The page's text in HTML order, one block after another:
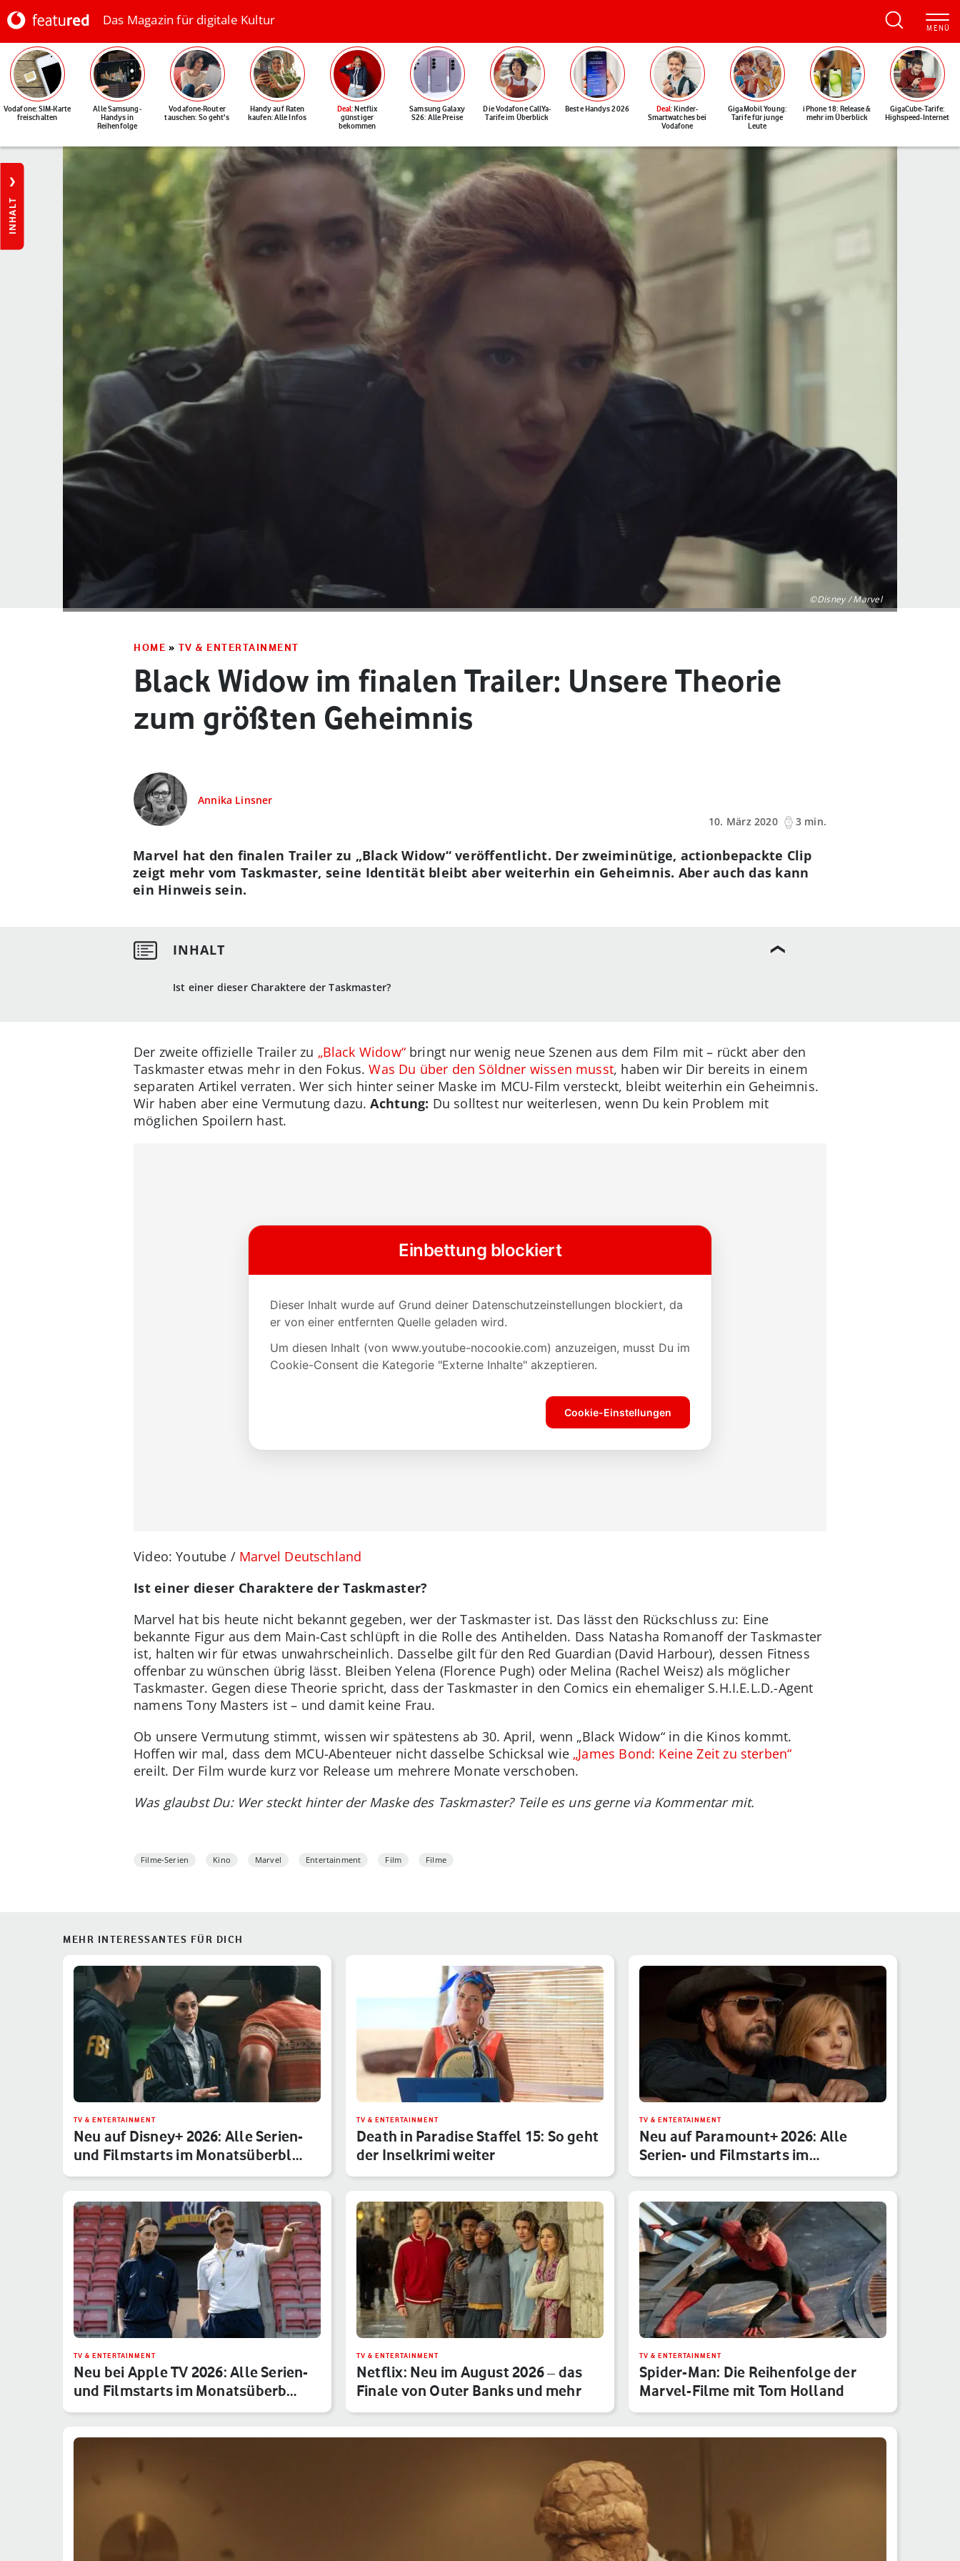
Das Magazin für digitale Kultur
Vodafone: SIM-Karte
freischalten
Alle Samsung-
Handys in
Reihenfolge
Vodafone-Router
tauschen: So geht's
Handy auf Raten
kaufen: Alle Infos
Deal: Netflix
günstiger
bekommen
Samsung Galaxy
S26: Alle Preise
Die Vodafone CallYa-
Tarife im Überblick
Beste Handys 2026 Deal: Kinder-
Smartwatches bei
Vodafone
GigaMobil Young:
Tarife für junge
Leute
iPhone 18: Release &
mehr im Überblick
GigaCube-Tarife:
Highspeed-Internet
INHALT
©Disney / Marvel
HOME » TV & ENTERTAINMENT
Black Widow im finalen Trailer: Unsere Theorie
zum größten Geheimnis
Annika Linsner
10. März 2020
3 min.
Ist einer dieser Charaktere der Taskmaster?
Marvel hat den finalen Trailer zu „Black Widow“ veröffentlicht. Der zweiminütige, actionbepackte Clip
zeigt mehr vom Taskmaster, seine Identität bleibt aber weiterhin ein Geheimnis. Aber auch das kann
ein Hinweis sein.
Der zweite offizielle Trailer zu „Black Widow“bringt nur wenig neue Szenen aus dem Film mit – rückt aber den
Taskmaster etwas mehr in den Fokus.Was Du über den Söldner wissen musst, haben wir Dir bereits in einem
separaten Artikel verraten. Wer sich hinter seiner Maske im MCU-Film versteckt, bleibt weiterhin ein Geheimnis.
Wir haben aber eine Vermutung dazu.Achtung: Du solltest nur weiterlesen, wenn Du kein Problem mit
möglichen Spoilern hast.
Video: Youtube / Marvel Deutschland
Ist einer dieser Charaktere der Taskmaster?
Marvel hat bis heute nicht bekannt gegeben, wer der Taskmaster ist. Das lässt den Rückschluss zu: Eine
bekannte Figur aus dem Main-Cast schlüpft in die Rolle des Antihelden. Dass Natasha Romanoff der Taskmaster
ist, halten wir für etwas unwahrscheinlich. Dasselbe gilt für den Red Guardian (David Harbour), dessen Fitness
offenbar zu wünschen übrig lässt. Bleiben Yelena (Florence Pugh) oder Melina (Rachel Weisz) als möglicher
Taskmaster. Gegen diese Theorie spricht, dass der Taskmaster in den Comics ein ehemaliger S.H.I.E.L.D.-Agent
namens Tony Masters ist – und damit keine Frau.
Ob unsere Vermutung stimmt, wissen wir spätestens ab 30. April, wenn „Black Widow“ in die Kinos kommt.
Hoffen wir mal, dass dem MCU-Abenteuer nicht dasselbe Schicksal wie „James Bond: Keine Zeit zu sterben“
ereilt. Der Film wurde kurz vor Release um mehrere Monate verschoben.
Was glaubst Du: Wer steckt hinter der Maske des Taskmaster? Teile es uns gerne via Kommentar mit.
Filme-Serien Kino Marvel Entertainment Film Filme
MEHR INTERESSANTES FÜR DICH
TV & ENTERTAINMENT
Neu auf Disney+ 2026: Alle Serien-
und Filmstarts im Monatsüberbl…
TV & ENTERTAINMENT
Death in Paradise Staffel 15: So geht
der Inselkrimi weiter
TV & ENTERTAINMENT
Neu auf Paramount+ 2026: Alle
Serien- und Filmstarts im
Monatsübe…
TV & ENTERTAINMENT
Neu bei Apple TV 2026: Alle Serien-
und Filmstarts im Monatsüberb…
TV & ENTERTAINMENT
Netflix: Neu im August 2026 – das
Finale von Outer Banks und mehr
TV & ENTERTAINMENT
Spider-Man: Die Reihenfolge der
Marvel-Filme mit Tom Holland